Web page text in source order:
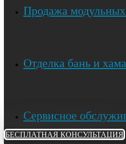
Продажа
Отделка бань и
Сервисное
БЕСПЛАТНАЯ КОНСУЛЬТАЦИЯ